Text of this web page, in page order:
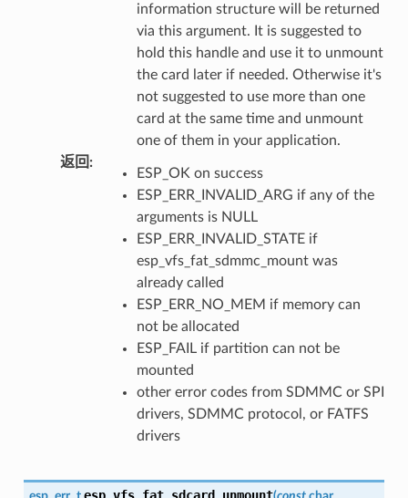
information structure will be returned
via this argument. It is suggested to
hold this handle and use it to unmount
the card later if needed. Otherwise it's
not suggested to use more than one
card at the same time and unmount
one of them in your application.
返回 :
ESP_OK on success
ESP_ERR_INVALID_ARG if any of the
arguments is NULL
ESP_ERR_INVALID_STATE if
esp_vfs_fat_sdmmc_mount was
already called
ESP_ERR_NO_MEM if memory can
not be allocated
ESP_FAIL if partition can not be
mounted
other error codes from SDMMC or SPI
drivers, SDMMC protocol, or FATFS
drivers